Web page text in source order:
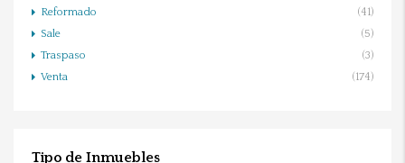
Reformado
(41)
Sale
(5)
Traspaso
(3)
Venta
(174)
Tipo de Inmuebles